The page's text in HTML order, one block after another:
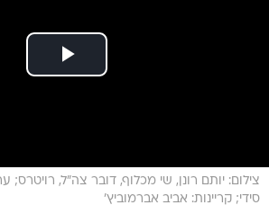
צילום: יותם רונן, שי מכלוף, דובר צה"ל, רויטרס;
סידי; קריינות: אביב אברמוביץ'